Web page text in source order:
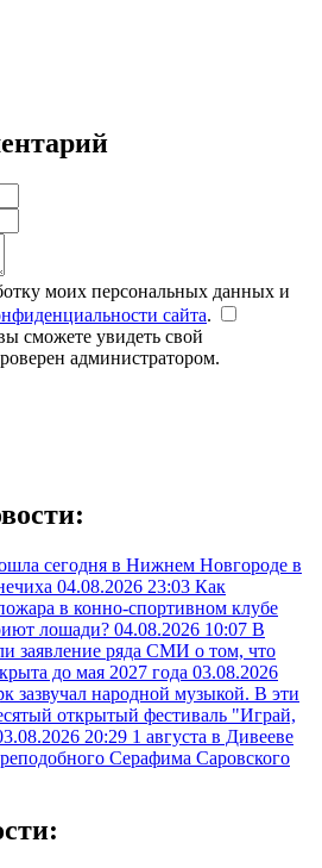
моих персональных данных и
сайта.
сможете увидеть свой
администратором.
сегодня в Нижнем Новгороде в
04.08.2026 23:03 Как
в конно-спортивном клубе
лошади? 04.08.2026 10:07 В
заявление ряда СМИ о том, что
до мая 2027 года 03.08.2026
зазвучал народной музыкой. В эти
открытый фестиваль "Играй,
20:29 1 августа в Дивееве
Серафима Саровского